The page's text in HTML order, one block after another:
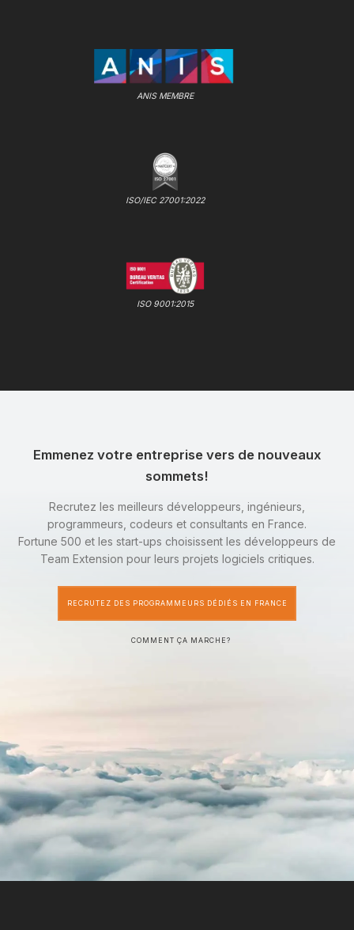
ANIS MEMBRE
ISO/IEC 27001:2022
ISO 9001:2015
Emmenez votre entreprise vers de nouveaux
sommets!
Recrutez les meilleurs développeurs, ingénieurs,
programmeurs, codeurs et consultants en France.
Fortune 500 et les start-ups choisissent les développeurs de
Team Extension pour leurs projets logiciels critiques.
RECRUTEZ DES PROGRAMMEURS DÉDIÉS EN FRANCE
COMMENT ÇA MARCHE?